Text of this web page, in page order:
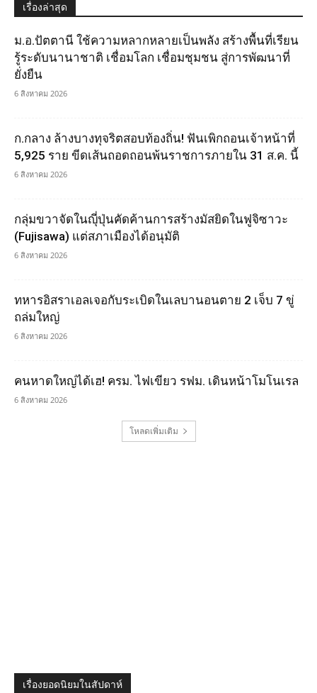
เรื่องล่าสุด
ม.อ.ปัตตานี ใช้ความหลากหลายเป็นพลัง สร้างพื้นที่เรียน
รู้ระดับนานาชาติ เชื่อมโลก เชื่อมชุมชน สู่การพัฒนาที่
ยั่งยืน
6 สิงหาคม 2026
ก.กลาง ล้างบางทุจริตสอบท้องถิ่น! ฟันเพิกถอนเจ้าหน้าที่
5,925 ราย ขีดเส้นถอดถอนพ้นราชการภายใน 31 ส.ค. นี้
6 สิงหาคม 2026
กลุ่มขวาจัดในญุี่ปุ่นคัดค้านการสร้างมัสยิดในฟูจิซาวะ
(Fujisawa) แต่สภาเมืองได้อนุมัติ
6 สิงหาคม 2026
ทหารอิสราเอลเจอกับระเบิดในเลบานอนตาย 2 เจ็บ 7 ขู่
ถล่มใหญ่
6 สิงหาคม 2026
คนหาดใหญ่ได้เฮ! ครม. ไฟเขียว รฟม. เดินหน้าโมโนเรล
6 สิงหาคม 2026
โหลดเพิ่มเติม
เรื่องยอดนิยมในสัปดาห์